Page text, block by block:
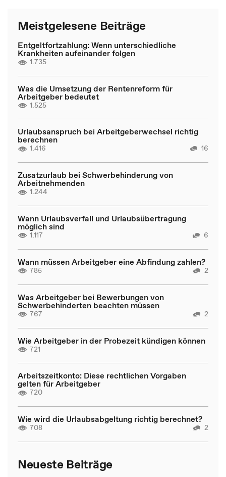
Meistgelesene Beiträge
Entgeltfortzahlung: Wenn unterschiedliche
Krankheiten aufeinander folgen
1.735
Was die Umsetzung der Rentenreform für
Arbeitgeber bedeutet
1.525
Urlaubsanspruch bei Arbeitgeberwechsel richtig
berechnen
1.416 16
Zusatzurlaub bei Schwerbehinderung von
Arbeitnehmenden
1.244
Wann Urlaubsverfall und Urlaubsübertragung
möglich sind
1.117 6
Wann müssen Arbeitgeber eine Abfindung zahlen?
785 2
Was Arbeitgeber bei Bewerbungen von
Schwerbehinderten beachten müssen
767 2
Wie Arbeitgeber in der Probezeit kündigen können
721
Arbeitszeitkonto: Diese rechtlichen Vorgaben
gelten für Arbeitgeber
720
Wie wird die Urlaubsabgeltung richtig berechnet?
708 2
Neueste Beiträge